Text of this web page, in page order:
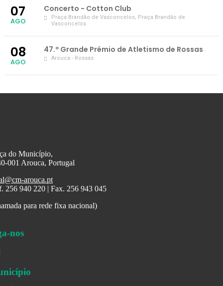
07
AGO
Concerto - Cotton Club
Praça Brandão de Vasconcelos, Praça Brandão de
Vasconcelos
08
AGO
47.º Grande Prémio de Atletismo de Rossas
Arouca - Rossas
do Município,
001 Arouca, Portugal
arouca.pt
256 940 220 | Fax. 256 943 045
para rede fixa nacional)
nos